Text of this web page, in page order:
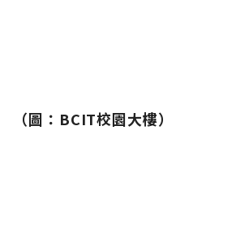
（圖： BCIT校園大樓）